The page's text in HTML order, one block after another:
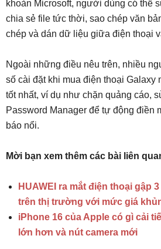
khoản Microsoft, người dùng có thể
chia sẻ file tức thời, sao chép văn
chép và dán dữ liệu giữa điện thoại
Ngoài những điều nêu trên, nhiều
số cài đặt khi mua điện thoại Galaxy
tốt nhất, ví dụ như chặn quảng cáo,
Password Manager để tự động điền
báo nổi.
Mời bạn xem thêm các bài liên
HUAWEI ra mắt điện thoại gập
trên thị trường với mức giá
iPhone 16 của Apple có gì cải
lớn hơn và nút camera mới